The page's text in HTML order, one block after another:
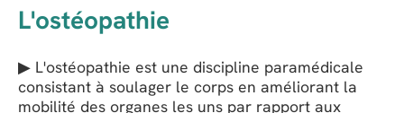
L'ostéopathie
▶ L'ostéopathie est une discipline paramédicale
consistant à soulager le corps en améliorant la
mobilité des organes les uns par rapport aux